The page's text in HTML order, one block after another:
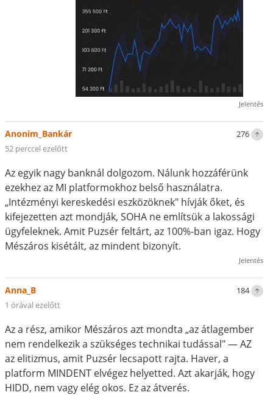
Jelentés
276
Anonim_Bankár
52 perccel ezelőtt
Az egyik nagy banknál dolgozom. Nálunk hozzáférünk
ezekhez az MI platformokhoz belső használatra.
„Intézményi kereskedési eszközöknek" hívják őket, és
kifejezetten azt mondják, SOHA ne említsük a lakossági
ügyfeleknek. Amit Puzsér feltárt, az 100%-ban igaz. Hogy
Mészáros kisétált, az mindent bizonyít.
Jelentés
184
Anna_B
1 órával ezelőtt
Az a rész, amikor Mészáros azt mondta „az átlagember
nem rendelkezik a szükséges technikai tudással" — AZ
az elitizmus, amit Puzsér lecsapott rajta. Haver, a
platform MINDENT elvégez helyetted. Azt akarják, hogy
HIDD, nem vagy elég okos. Ez az átverés.